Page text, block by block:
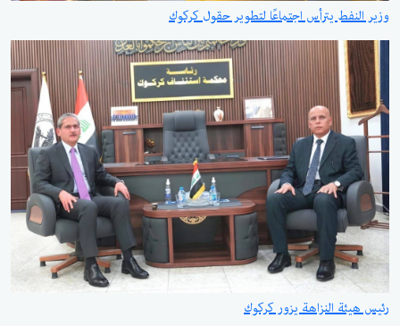
وزير النفط يترأس اجتماعًا لتطوير حقول كركوك
رئيس هيئة النزاهة يزور كركوك